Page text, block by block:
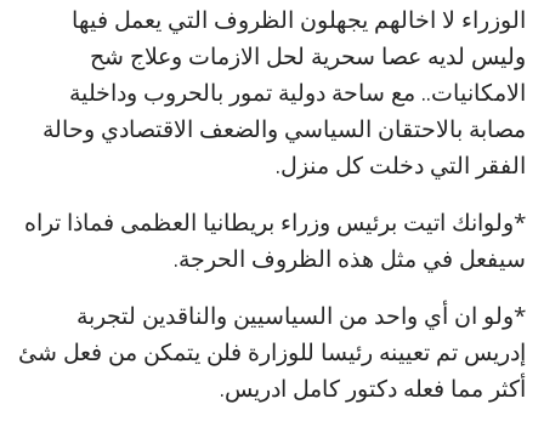
الوزراء لا اخالهم يجهلون الظروف التي يعمل فيها
وليس لديه عصا سحرية لحل الازمات وعلاج شح
الامكانيات.. مع ساحة دولية تمور بالحروب وداخلية
مصابة بالاحتقان السياسي والضعف الاقتصادي وحالة
الفقر التي دخلت كل منزل.
*ولوانك اتيت برئيس وزراء بريطانيا العظمى فماذا تراه
سيفعل في مثل هذه الظروف الحرجة.
*ولو ان أي واحد من السياسيين والناقدين لتجربة
إدريس تم تعيينه رئيسا للوزارة فلن يتمكن من فعل شئ
أكثر مما فعله دكتور كامل ادريس.